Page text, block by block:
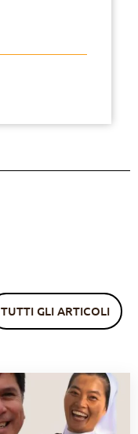
TUTTI GLI ARTICOLI